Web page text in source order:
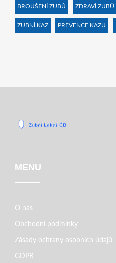
BROUŠENÍ ZUBŮ ZDRAVÍ ZUBŮ
ZUBNÍ KAZ PREVENCE KAZU
MENU
O nás
Obchodní podmínky
Zásady ochrany osobních údajů
GDPR